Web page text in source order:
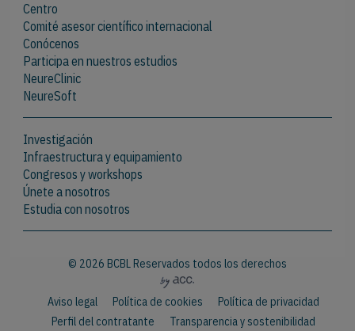
Centro
Comité asesor científico internacional
Conócenos
Participa en nuestros estudios
NeureClinic
NeureSoft
Investigación
Infraestructura y equipamiento
Congresos y workshops
Únete a nosotros
Estudia con nosotros
© 2026 BCBL Reservados todos los derechos
Aviso legal Política de cookies
Política de privacidad
Perfil del contratante
Transparencia y sostenibilidad